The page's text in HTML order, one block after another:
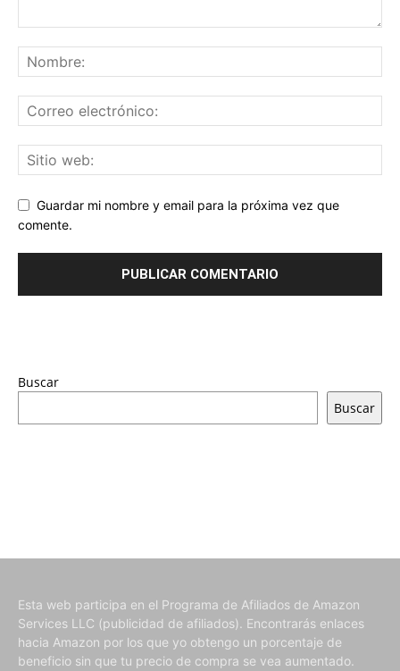
Guardar mi nombre y email para la próxima vez que
comente.
Buscar
Buscar
Esta web participa en el Programa de Afiliados de Amazon
Services LLC (publicidad de afiliados). Encontrarás enlaces
hacia Amazon por los que yo obtengo un porcentaje de
beneficio sin que tu precio de compra se vea aumentado.